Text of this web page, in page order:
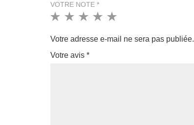
Votre adresse e-mail ne sera pas publiée.
VOTRE NOTE *
1 2 3 4 5
Votre avis *